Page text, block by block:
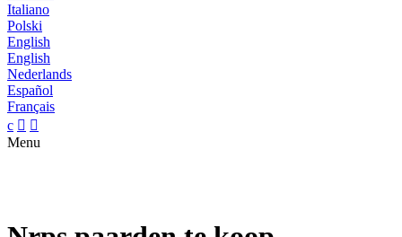
Italiano
Polski
English
English
Nederlands
Español
Français
c  
Menu